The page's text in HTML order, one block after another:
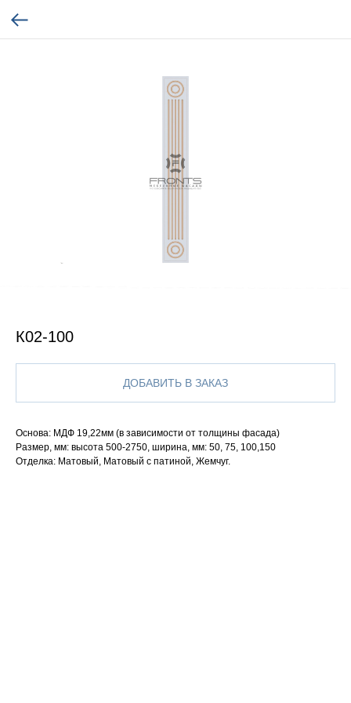
К02-100
ДОБАВИТЬ В ЗАКАЗ
Основа: МДФ 19,22мм (в зависимости от толщины фасада)
Размер, мм: высота 500-2750, ширина, мм: 50, 75, 100,150
Отделка: Матовый, Матовый с патиной, Жемчуг.